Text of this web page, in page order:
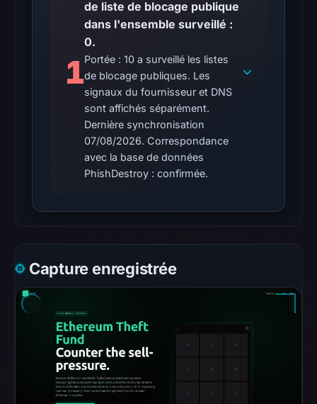
(HTTP
307)
7,
2026
at
01:56
UTC.
Reachability
does
establish
whether
the
safe.
observations:
1
de liste de blocage publique
dans l'ensemble surveillé :
0.
Portée : 10 a surveillé les listes
de blocage publiques. Les
signaux du fournisseur et DNS
sont affichés séparément.
Dernière synchronisation
07/08/2026. Correspondance
avec la base de données
PhishDestroy : confirmée.
Capture enregistrée